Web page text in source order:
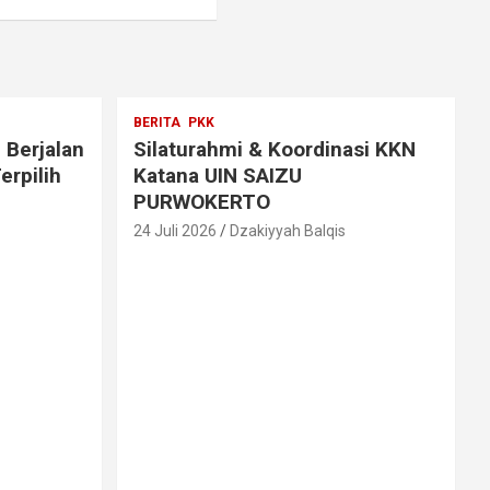
Berjalan
BERITA PKK
Silaturahmi & Koordinasi KKN
Katana UIN SAIZU
PURWOKERTO
24 Juli 2026 Dzakiyyah Balqis